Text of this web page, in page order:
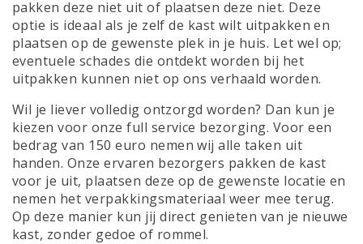
pakken deze niet uit of plaatsen deze niet. Deze
optie is ideaal als je zelf de kast wilt uitpakken en
plaatsen op de gewenste plek in je huis. Let wel op;
eventuele schades die ontdekt worden bij het
uitpakken kunnen niet op ons verhaald worden.
Wil je liever volledig ontzorgd worden? Dan kun je
kiezen voor onze full service bezorging. Voor een
bedrag van 150 euro nemen wij alle taken uit
handen. Onze ervaren bezorgers pakken de kast
voor je uit, plaatsen deze op de gewenste locatie en
nemen het verpakkingsmateriaal weer mee terug.
Op deze manier kun jij direct genieten van je nieuwe
kast, zonder gedoe of rommel.